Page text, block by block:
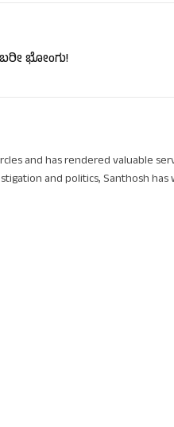
ಬರೀ ಭೋಂಗು!
and has rendered valuable
and politics, Santhosh